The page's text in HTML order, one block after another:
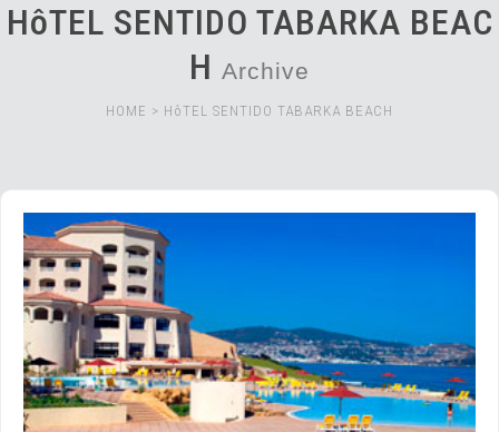
HôTEL SENTIDO TABARKA BEAC
H Archive
HOME > HôTEL SENTIDO TABARKA BEACH